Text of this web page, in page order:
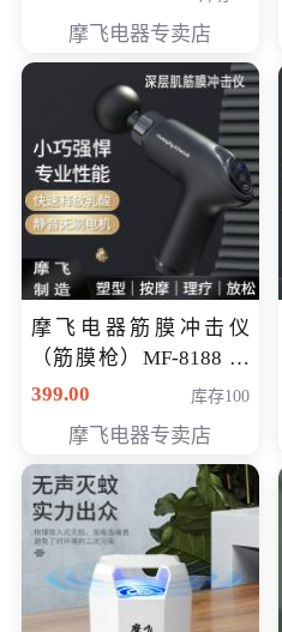
摩飞电器专卖店
摩飞电器筋膜冲击仪
（筋膜枪）MF-8188 会
员专享价268元
399.00 库存100
摩飞电器专卖店